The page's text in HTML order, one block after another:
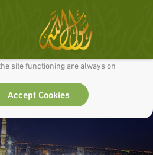
and so we can continually improve it.
site functioning are always on
Accept Cookies